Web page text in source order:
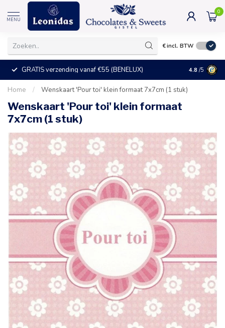
MENU
0
€incl. BTW
GRATIS verzending vanaf €55 (BENELUX) +25°C =
4.8 /5
Home / Wenskaart 'Pour toi' klein formaat 7x7cm (1 stuk)
Wenskaart 'Pour toi' klein formaat
7x7cm (1 stuk)